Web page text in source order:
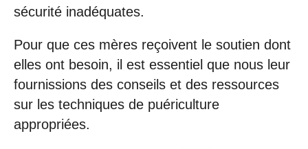
sécurité inadéquates.
Pour que ces mères reçoivent le soutien dont
elles ont besoin, il est essentiel que nous leur
fournissions des conseils et des ressources
sur les techniques de puériculture
appropriées.